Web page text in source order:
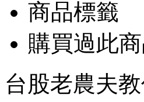
商品標籤
購買過此
台股老農夫